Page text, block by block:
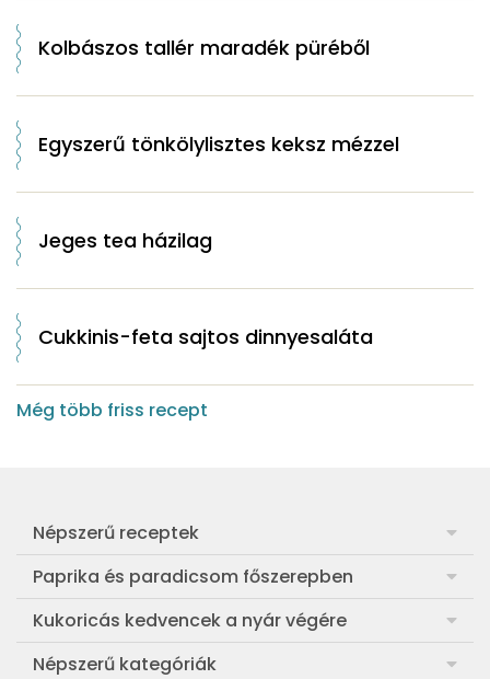
Kolbászos tallér maradék püréből
Egyszerű tönkölylisztes keksz mézzel
Jeges tea házilag
Cukkinis-feta sajtos dinnyesaláta
Még több friss recept
Népszerű receptek
Frankfurti leves
Egyszerű muffin
Aranygaluska
Paprika és paradicsom főszerepben
Pan con Tomate
Paradicsom és paprika eltevése télre
Kukoricás kedvencek a nyár végére
Legfinomabb főtt kukorica
Népszerű kategóriák